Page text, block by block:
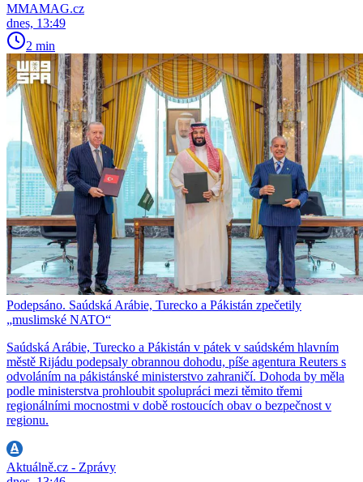
MMAMAG.cz
dnes, 13:49
2 min
Podepsáno. Saúdská Arábie, Turecko a Pákistán zpečetily
„muslimské NATO“
Saúdská Arábie, Turecko a Pákistán v pátek v saúdském hlavním
městě Rijádu podepsaly obrannou dohodu, píše agentura Reuters s
odvoláním na pákistánské ministerstvo zahraničí. Dohoda by měla
podle ministerstva prohloubit spolupráci mezi těmito třemi
regionálními mocnostmi v době rostoucích obav o bezpečnost v
regionu.
Aktuálně.cz - Zprávy